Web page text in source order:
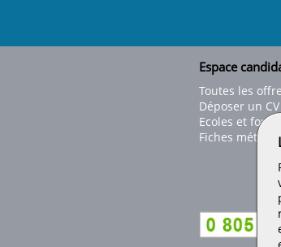
Espace
Toutes les
Déposer un CV
Ecoles et
Fiches métiers